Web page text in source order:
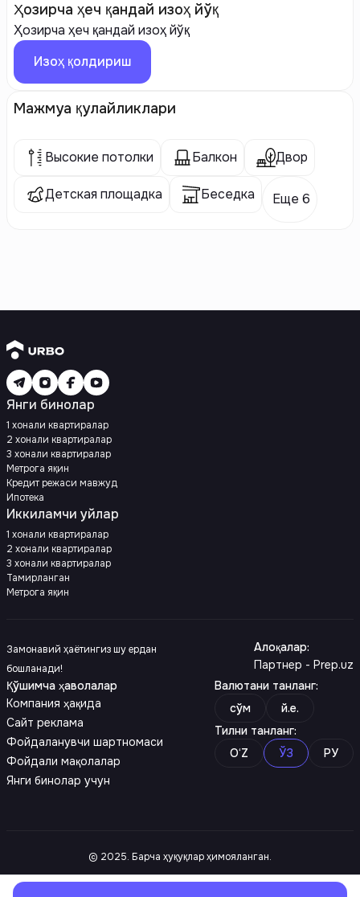
Ҳозирча ҳеч қандай изоҳ йўқ
Ҳозирча ҳеч қандай изоҳ йўқ
Изоҳ қолдириш
Мажмуа қулайликлари
Высокие потолки Балкон Двор
Детская площадка Беседка Еще 6
Янги бинолар
1 хонали квартиралар
2 хонали квартиралар
3 хонали квартиралар
Метрога яқин
Кредит режаси мавжуд
Ипотека
Иккиламчи уйлар
1 хонали квартиралар
2 хонали квартиралар
3 хонали квартиралар
Тамирланган
Метрога яқин
Замонавий ҳаётингиз шу ердан
бошланади!
Алоқалар:
Партнер - Prep.uz
Қўшимча ҳаволалар
Компания ҳақида
Сайт реклама
Фойдаланувчи шартномаси
Фойдали мақолалар
Янги бинолар учун
Валютани танланг:
сўм
й.е.
Тилни танланг:
O‘Z
ЎЗ РУ
© 2025. Барча ҳуқуқлар ҳимояланган.